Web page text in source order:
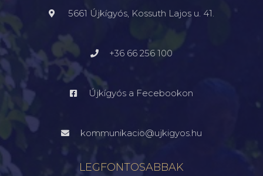
5661 Újkígyós, Kossuth Lajos u. 41.
+36 66 256 100
Újkígyós a Fecebookon
kommunikacio@ujkigyos.hu
LEGFONTOSABBAK